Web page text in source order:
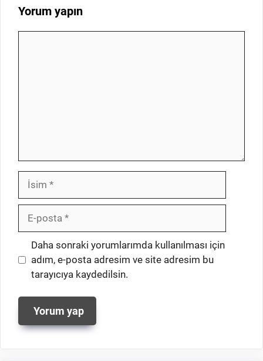
Yorum yapın
İsim
posta
İnternet
sitesi
Daha sonraki yorumlarımda kullanılması için
adım, e-posta adresim ve site adresim bu
tarayıcıya kaydedilsin.